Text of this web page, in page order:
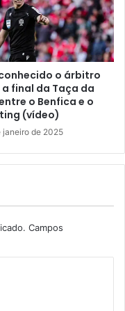
o árbitro
final da Taça da
o Benfica e o
(vídeo)
janeiro de 2025
Campos